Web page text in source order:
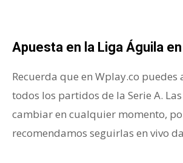
Apuesta en la Liga Águila
Recuerda que en Wplay.co
todos los partidos de la Serie A.
cambiar en cualquier momento,
recomendamos seguirlas en vivo